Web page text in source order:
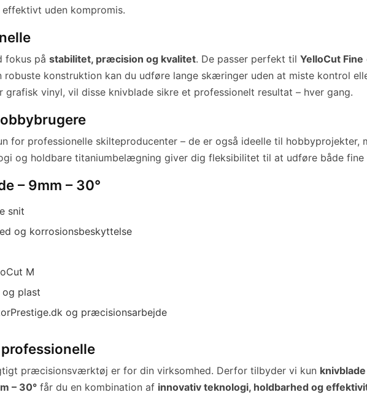
uden kompromis.
fokus på stabilitet, præcision og kvalitet. De passer perfekt til YelloCut Fine
konstruktion kan du udføre lange skæringer uden at miste kontrol
vinyl, vil disse knivblade sikre et professionelt resultat – hver gang.
for professionelle skilteproducenter – de er også ideelle til
og holdbare titaniumbelægning giver dig fleksibilitet til at udføre både
– 9mm – 30°
snit
og korrosionsbeskyttelse
M
plast
og præcisionsarbejde
præcisionsværktøj er for din virksomhed. Derfor tilbyder vi kun
– 30° får du en kombination af innovativ teknologi, holdbarhed og